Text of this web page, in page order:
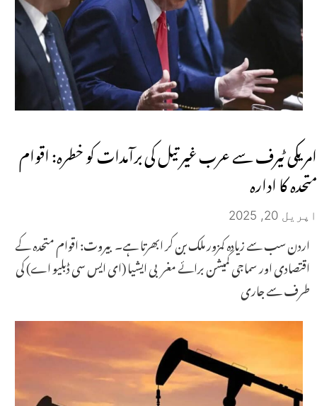
امریکی ٹیرف سے عرب غیر تیل کی برآمدات کو خطرہ: اقوام
متحدہ کا ادارہ
اپریل 20, 2025
اردن سب سے زیادہ کمزور ملک بن کر ابھرتا ہے۔ بیروت: اقوام متحدہ کے
اقتصادی اور سماجی کمیشن برائے مغربی ایشیا (ای ایس سی ڈبلیو اے) کی
طرف سے جاری